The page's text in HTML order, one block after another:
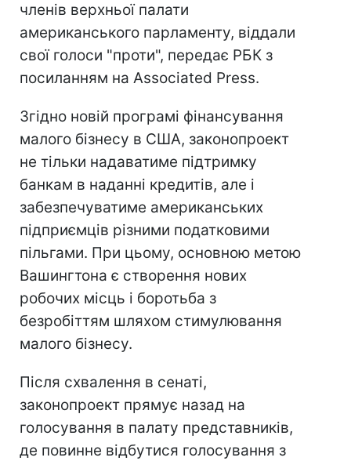
членів верхньої палати
американського парламенту, віддали
свої голоси "проти", передає РБК з
посиланням на Associated Press.
Згідно новій програмі фінансування
малого бізнесу в США, законопроект
не тільки надаватиме підтримку
банкам в наданні кредитів, але і
забезпечуватиме американських
підприємців різними податковими
пільгами. При цьому, основною метою
Вашингтона є створення нових
робочих місць і боротьба з
безробіттям шляхом стимулювання
малого бізнесу.
Після схвалення в сенаті,
законопроект прямує назад на
голосування в палату представників,
де повинне відбутися голосування з